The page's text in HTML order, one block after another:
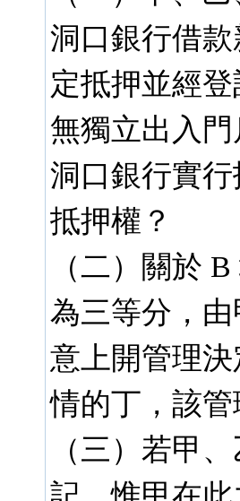
洞口銀行借
定抵押並經
無獨立出入
洞口銀行實
抵押權？
（二）關於
為三等分，
意上開管理
情的丁，該
（三）若甲